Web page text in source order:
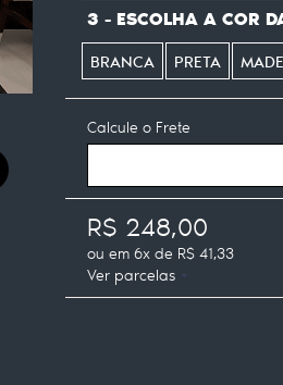
3 - ESCOLHA A COR
BRANCA PRETA
R$ 248,00
ou em 6x de R$ 41,33
Ver parcelas
Calcule o Frete